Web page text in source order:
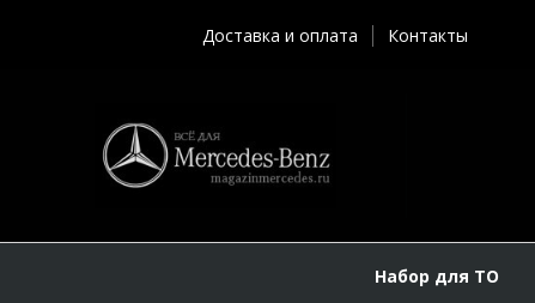
Доставка и оплата Контакты
Набор для ТО